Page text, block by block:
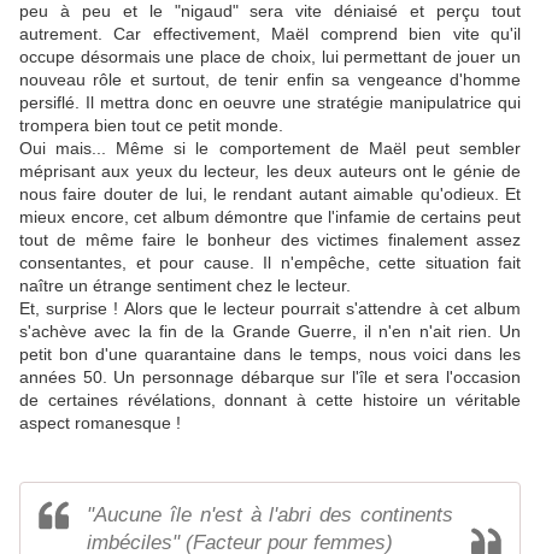
peu à peu et le "nigaud" sera vite déniaisé et perçu tout
autrement. Car effectivement, Maël comprend bien vite qu'il
occupe désormais une place de choix, lui permettant de jouer un
nouveau rôle et surtout, de tenir enfin sa vengeance d'homme
persiflé. Il mettra donc en oeuvre une stratégie manipulatrice qui
trompera bien tout ce petit monde.
Oui mais... Même si le comportement de Maël peut sembler
méprisant aux yeux du lecteur, les deux auteurs ont le génie de
nous faire douter de lui, le rendant autant aimable qu'odieux. Et
mieux encore, cet album démontre que l'infamie de certains peut
tout de même faire le bonheur des victimes finalement assez
consentantes, et pour cause. Il n'empêche, cette situation fait
naître un étrange sentiment chez le lecteur.
Et, surprise ! Alors que le lecteur pourrait s'attendre à cet album
s'achève avec la fin de la Grande Guerre, il n'en n'ait rien. Un
petit bon d'une quarantaine dans le temps, nous voici dans les
années 50. Un personnage débarque sur l'île et sera l'occasion
de certaines révélations, donnant à cette histoire un véritable
aspect romanesque !
"Aucune île n'est à l'abri des continents
imbéciles" (Facteur pour femmes)